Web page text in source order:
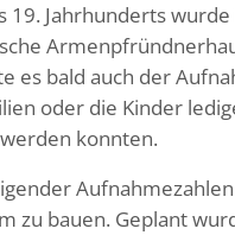
19. Jahrhunderts
es bald auch der
oder die Kinder
konnten.
zu bauen. Geplant